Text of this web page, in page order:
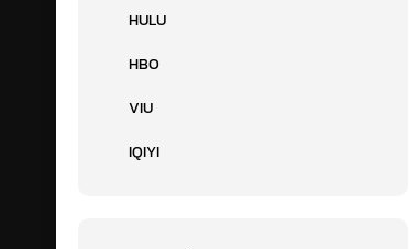
HULU
HBO
VIU
IQIYI